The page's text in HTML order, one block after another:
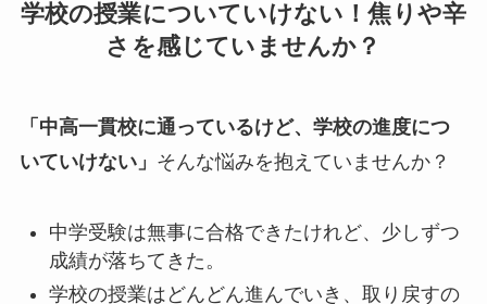
学校の授業についていけない！焦りや辛
さを感じていませんか？
「中高一貫校に通っているけど、学校の進度につ
いていけない」 そんな悩みを抱えていませんか？
中学受験は無事に合格できたけれど、少しずつ
成績が落ちてきた。
学校の授業はどんどん進んでいき、取り戻すの